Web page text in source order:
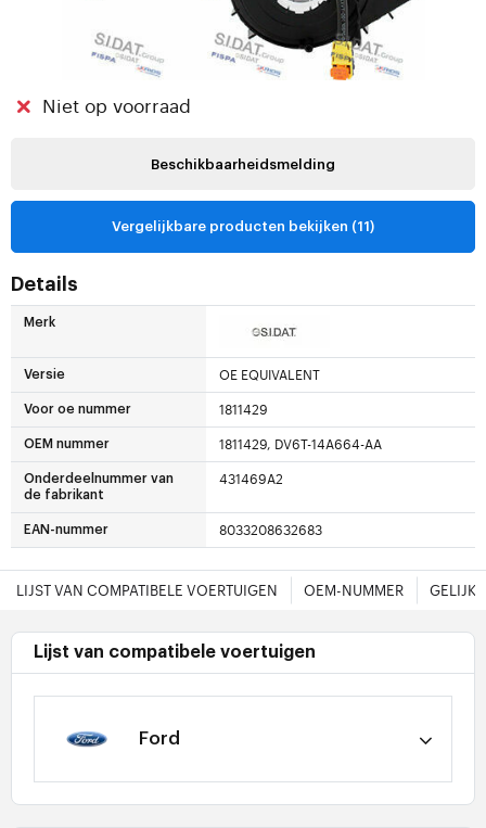
Niet op voorraad
Beschikbaarheidsmelding
Vergelijkbare producten bekijken (11)
Details
Merk
Versie OE EQUIVALENT
Voor oe nummer 1811429
OEM nummer 1811429, DV6T-14A664-AA
Onderdeelnummer van
de fabrikant
431469A2
EAN-nummer 8033208632683
LIJST VAN COMPATIBELE VOERTUIGEN OEM-NUMMER
Lijst van compatibele voertuigen
Ford